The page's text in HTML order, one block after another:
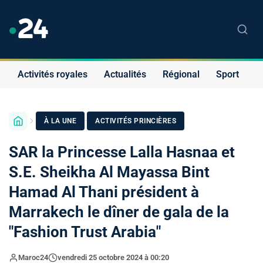
Activités royales Actualités Régional Sport
À LA UNE · ACTIVITÉS PRINCIÈRES
SAR la Princesse Lalla Hasnaa et
S.E. Sheikha Al Mayassa Bint
Hamad Al Thani président à
Marrakech le dîner de gala de la
"Fashion Trust Arabia"
Maroc24 vendredi 25 octobre 2024 à 00:20